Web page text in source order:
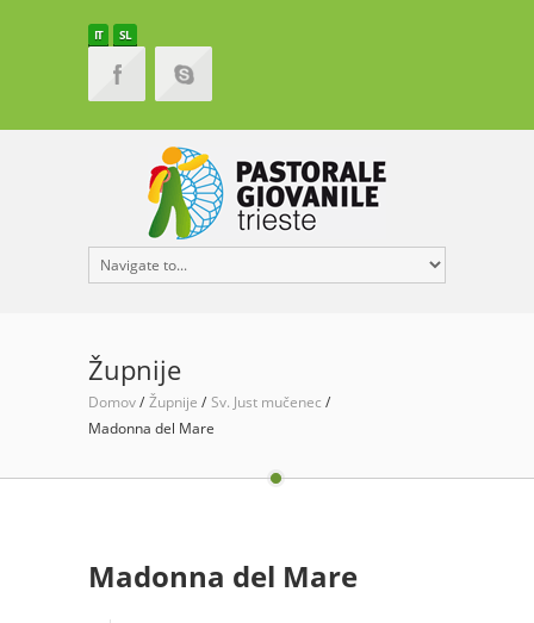
IT SL
Župnije
Domov Župnije
Sv. Just mučenec
Madonna del Mare
Madonna del Mare